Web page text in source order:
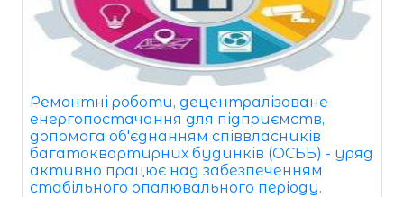
Ремонтні роботи, децентралізоване
енергопостачання для підприємств,
допомога об'єднанням співвласників
багатоквартирних будинків (ОСББ) - уряд
активно працює над забезпеченням
стабільного опалювального періоду.